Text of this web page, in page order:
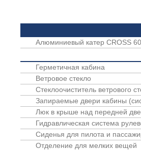
Алюминиевый катер CROSS
Герметичная кабина
Ветровое стекло
Стеклоочиститель ветрового
Запираемые двери кабины
Люк в крыше над передней
Гидравлическая система
Сиденья для пилота и
Отделение для мелких вещей